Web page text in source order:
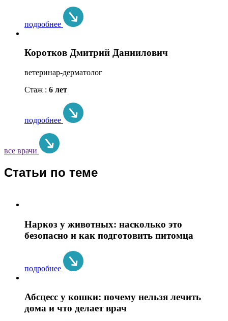
подробнее
Коротков Дмитрий Даниилович
ветеринар-дерматолог
Стаж : 6 лет
подробнее
все врачи
Статьи по теме
Наркоз у животных: насколько это
безопасно и как подготовить питомца
подробнее
Абсцесс у кошки: почему нельзя лечить
дома и что делает врач